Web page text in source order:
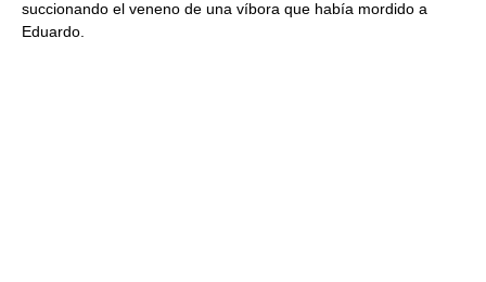
succionando el veneno de una víbora que había mordido a
Eduardo.